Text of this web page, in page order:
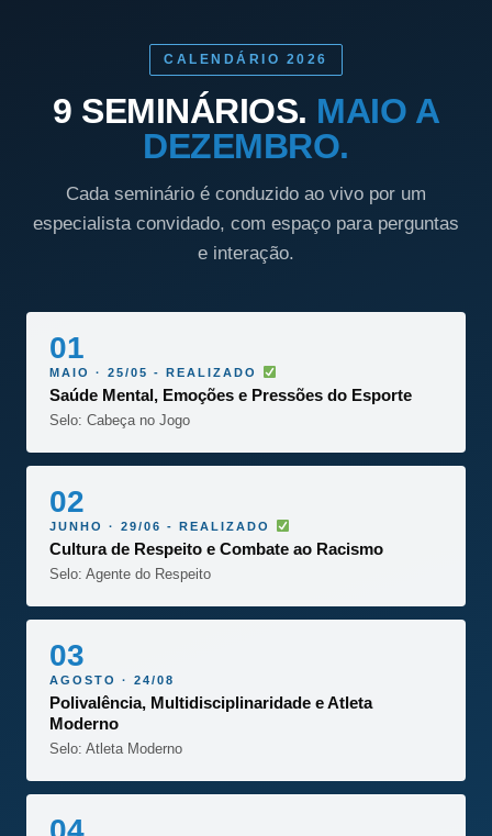
CALENDÁRIO 2026
9 SEMINÁRIOS. MAIO A
DEZEMBRO.
Cada seminário é conduzido ao vivo por um
especialista convidado, com espaço para perguntas
e interação.
01
MAIO · 25/05 - REALIZADO
Saúde Mental, Emoções e Pressões do Esporte
Selo: Cabeça no Jogo
02
JUNHO · 29/06 - REALIZADO
Cultura de Respeito e Combate ao Racismo
Selo: Agente do Respeito
03
AGOSTO · 24/08
Polivalência, Multidisciplinaridade e Atleta
Moderno
Selo: Atleta Moderno